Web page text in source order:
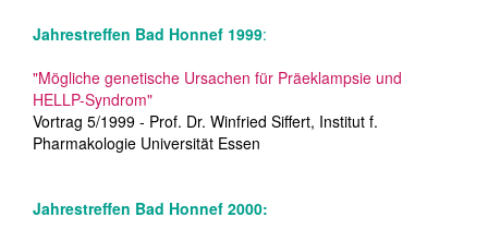
Jahrestreffen Bad Honnef 1999:
"Mögliche genetische Ursachen für Präeklampsie und
HELLP-Syndrom"
Vortrag 5/1999 - Prof. Dr. Winfried Siffert, Institut f.
Pharmakologie Universität Essen
Jahrestreffen Bad Honnef 2000: